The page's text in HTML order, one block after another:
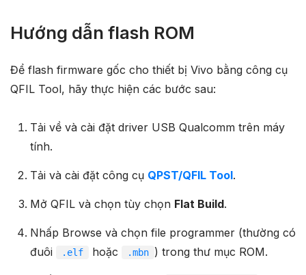
Hướng dẫn flash ROM
Để flash firmware gốc cho thiết bị Vivo bằng công cụ
QFIL Tool, hãy thực hiện các bước sau:
Tải về và cài đặt driver USB Qualcomm trên máy
tính.
Tải và cài đặt công cụ QPST/QFIL Tool.
Mở QFIL và chọn tùy chọn Flat Build.
Nhấp Browse và chọn file programmer (thường có
đuôi
.elf hoặc .mbn ) trong thư mục ROM.